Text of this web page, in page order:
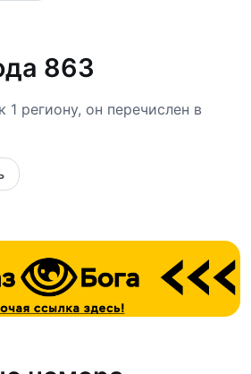
863
1 региону, он перечислен в